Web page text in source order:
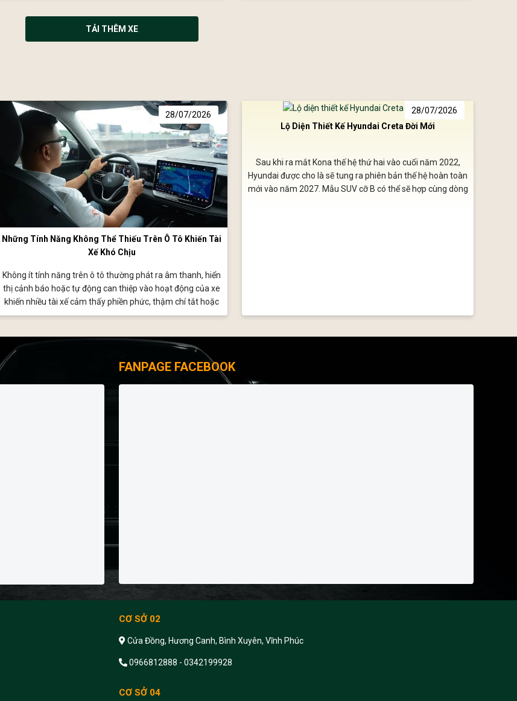
TẢI THÊM XE
28/07/2026
Những Tính Năng Không Thể Thiếu Trên Ô Tô Khiến Tài
Xế Khó Chịu
Không ít tính năng trên ô tô thường phát ra âm thanh, hiển
thị cảnh báo hoặc tự động can thiệp vào hoạt động của xe
khiến nhiều tài xế cảm thấy phiền phức, thậm chí tắt hoặc
vô hiệu hóa khi sử dụng; tuy nhiên điều này có thể làm giảm
28/07/2026
Lộ Diện Thiết Kế Hyundai Creta Đời Mới
Sau khi ra mắt Kona thế hệ thứ hai vào cuối năm 2022,
Hyundai được cho là sẽ tung ra phiên bản thế hệ hoàn toàn
mới vào năm 2027. Mẫu SUV cỡ B có thể sẽ hợp cùng dòng
FANPAGE FACEBOOK
CƠ SỞ 02
Cửa Đồng, Hương Canh, Bình Xuyên, Vĩnh Phúc
0966812888 - 0342199928
CƠ SỞ 04